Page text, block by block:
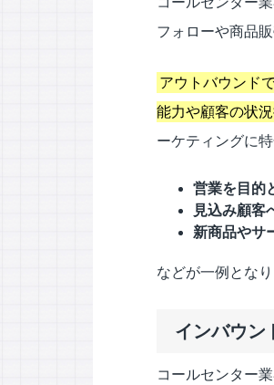
フォローや商品
アウトバウンド
能力や顧客の状
ーケティングに
営業を目的
見込み顧客
新商品やサ
などが一例となり
インバウン
コールセンター